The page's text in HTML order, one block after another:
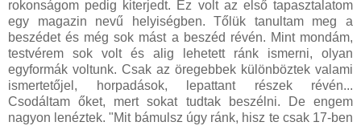
rokonságom pedig kiterjedt. Ez volt az első tapasztalatom
egy magazin nevű helyiségben. Tőlük tanultam meg a
beszédet és még sok mást a beszéd révén. Mint mondám,
testvérem sok volt és alig lehetett ránk ismerni, olyan
egyformák voltunk. Csak az öregebbek különböztek valami
ismertetőjel, horpadások, lepattant részek révén...
Csodáltam őket, mert sokat tudtak beszélni. De engem
nagyon lenéztek. "Mit bámulsz úgy ránk, hisz te csak 17-ben